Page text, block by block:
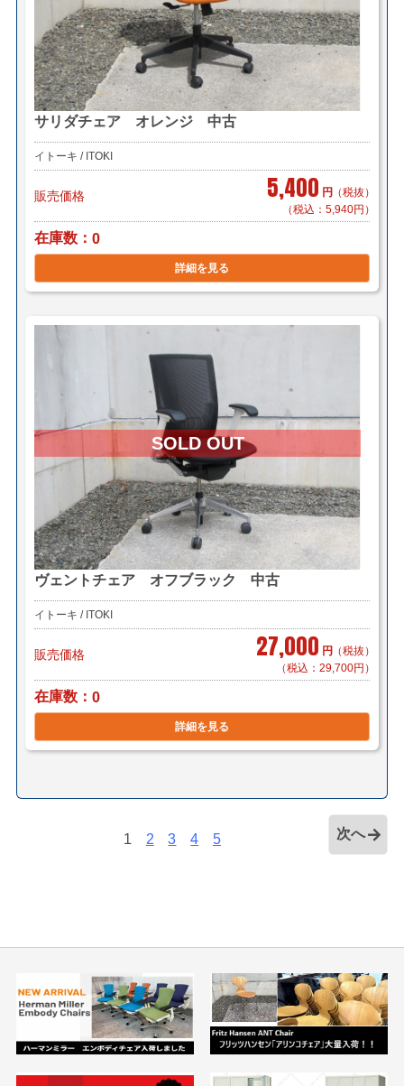
サリダチェア オレンジ 中古
イトーキ / ITOKI
販売価格 5,400 円 （税抜）
（税込：5,940円）
在庫数 0
詳細を見る
ヴェントチェア オフブラック 中古
イトーキ / ITOKI
販売価格 27,000 円 （税抜）
（税込：29,700円）
在庫数 0
詳細を見る
1 2 3 4 5 次へ